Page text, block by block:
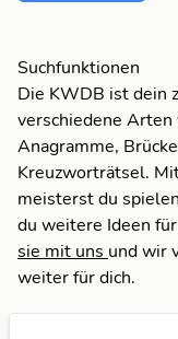
Suchfunktionen
Die KWDB ist dein
verschiedene
Anagramme,
Kreuzworträtsel.
meisterst du
du weitere Ideen
sie mit uns und wir
weiter für dich.